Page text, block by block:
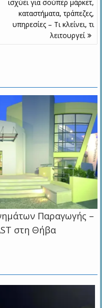
ισχύει για σούπερ μάρκετ,
καταστήματα, τράπεζες,
υπηρεσίες – Τι κλείνει, τι
λειτουργεί
Παραγωγής –
στη Θήβα